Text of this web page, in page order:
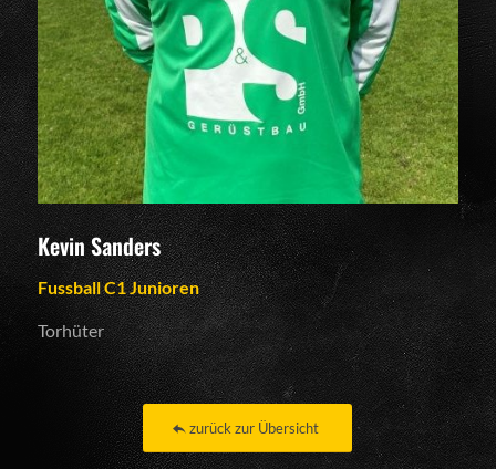
Kevin Sanders
Fussball C1 Junioren
Torhüter
zurück zur Übersicht